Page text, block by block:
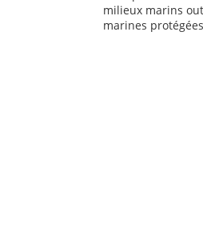
milieux marins
marines